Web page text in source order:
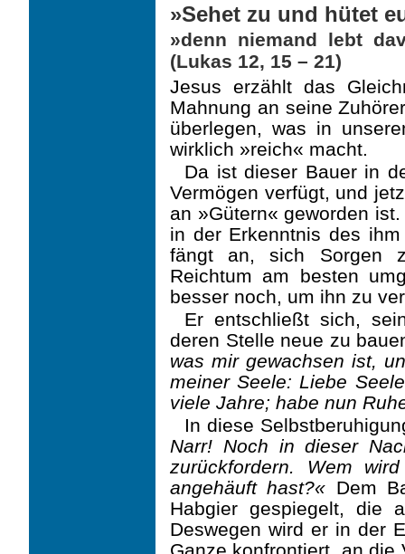
»Sehet zu und hütet
»denn niemand lebt
(Lukas 12, 15 – 21)
Jesus erzählt das
Mahnung an seine
überlegen, was in
wirklich »reich« macht.
Da ist dieser Bauer in
Vermögen verfügt, und
an »Gütern« geworden
in der Erkenntnis des
fängt an, sich Sorgen
Reichtum am besten
besser noch, um ihn zu
Er entschließt sich,
deren Stelle neue zu
was mir gewachsen ist,
meiner Seele: Liebe
viele Jahre; habe nun
In diese
Narr! Noch in dieser
zurückfordern. Wem
angehäuft hast?« Dem
Habgier gespiegelt, die
Deswegen wird er in der